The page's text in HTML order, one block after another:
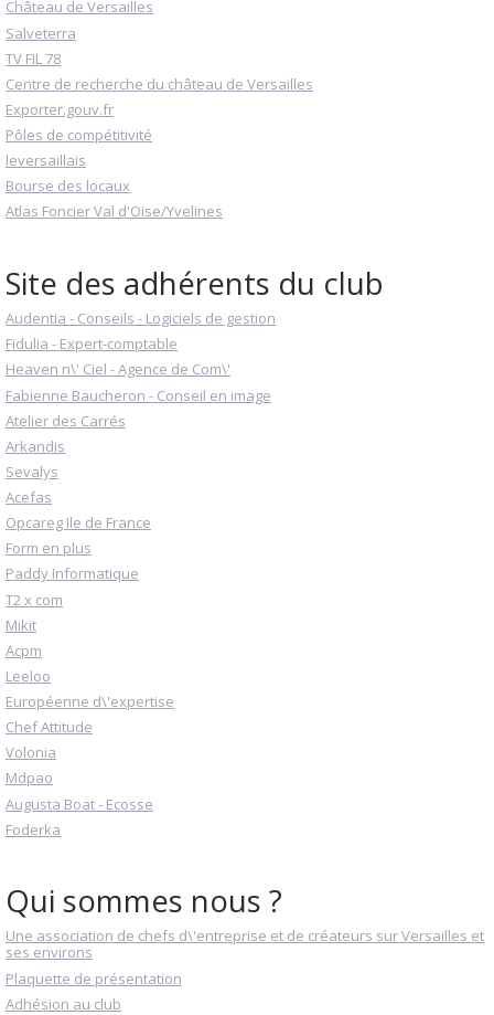
Château de Versailles
Salveterra
TV FIL 78
Centre de recherche du château de Versailles
Exporter.gouv.fr
Pôles de compétitivité
leversaillais
Bourse des locaux
Atlas Foncier Val d'Oise/Yvelines
Site des adhérents du club
Audentia - Conseils - Logiciels de gestion
Fidulia - Expert-comptable
Heaven n\' Ciel - Agence de Com\'
Fabienne Baucheron - Conseil en image
Atelier des Carrés
Arkandis
Sevalys
Acefas
Opcareg Ile de France
Form en plus
Paddy Informatique
T2 x com
Mikit
Acpm
Leeloo
Européenne d\'expertise
Chef Attitude
Volonia
Mdpao
Augusta Boat - Ecosse
Foderka
Qui sommes nous ?
Une association de chefs d\'entreprise et de créateurs sur Versailles et
ses environs
Plaquette de présentation
Adhésion au club